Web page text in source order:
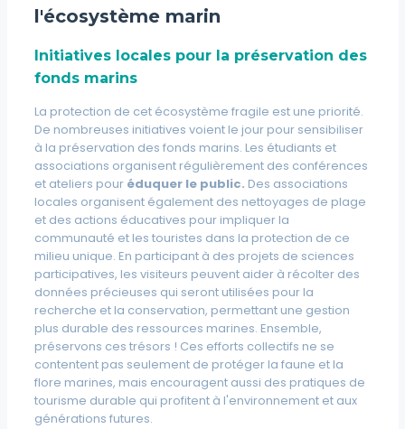
l'écosystème marin
Initiatives locales pour la préservation des
fonds marins
La protection de cet écosystème fragile est une priorité.
De nombreuses initiatives voient le jour pour sensibiliser
à la préservation des fonds marins. Les étudiants et
associations organisent régulièrement des conférences
et ateliers pouréduquer le public. Des associations
locales organisent également des nettoyages de plage
et des actions éducatives pour impliquer la
communauté et les touristes dans la protection de ce
milieu unique. En participant à des projets de sciences
participatives, les visiteurs peuvent aider à récolter des
données précieuses qui seront utilisées pour la
recherche et la conservation, permettant une gestion
plus durable des ressources marines. Ensemble,
préservons ces trésors ! Ces efforts collectifs ne se
contentent pas seulement de protéger la faune et la
flore marines, mais encouragent aussi des pratiques de
tourisme durable qui profitent à l'environnement et aux
générations futures.